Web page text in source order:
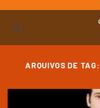
para
ARQUIVOS DE TAG: